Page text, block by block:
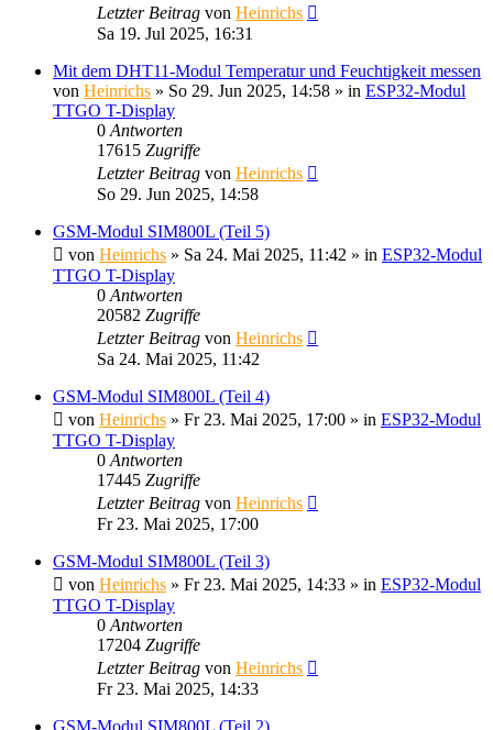
Letzter Beitrag von Heinrichs
Sa 19. Jul 2025, 16:31
Mit dem DHT11-Modul Temperatur und Feuchtigkeit messen
von Heinrichs » So 29. Jun 2025, 14:58 » in ESP32-Modul
TTGO T-Display
0 Antworten
17615 Zugriffe
Letzter Beitrag von Heinrichs
So 29. Jun 2025, 14:58
GSM-Modul SIM800L (Teil 5)
von Heinrichs » Sa 24. Mai 2025, 11:42 » in ESP32-Modul
TTGO T-Display
0 Antworten
20582 Zugriffe
Letzter Beitrag von Heinrichs
Sa 24. Mai 2025, 11:42
GSM-Modul SIM800L (Teil 4)
von Heinrichs » Fr 23. Mai 2025, 17:00 » in ESP32-Modul
TTGO T-Display
0 Antworten
17445 Zugriffe
Letzter Beitrag von Heinrichs
Fr 23. Mai 2025, 17:00
GSM-Modul SIM800L (Teil 3)
von Heinrichs » Fr 23. Mai 2025, 14:33 » in ESP32-Modul
TTGO T-Display
0 Antworten
17204 Zugriffe
Letzter Beitrag von Heinrichs
Fr 23. Mai 2025, 14:33
GSM-Modul SIM800L (Teil 2)